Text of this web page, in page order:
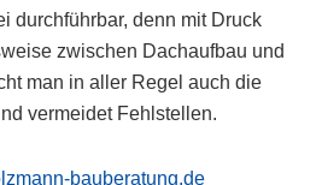
durchführbar, denn mit Druck
zwischen Dachaufbau und
man in aller Regel auch die
vermeidet Fehlstellen.
bauberatung.de